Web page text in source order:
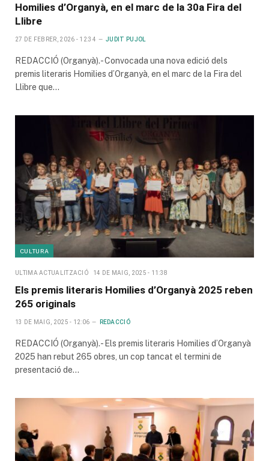
Homilies d’Organyà, en el marc de la 30a Fira del
Llibre
27 DE FEBRER, 2026 - 12:34 JUDIT PUJOL
REDACCIÓ (Organyà).- Convocada una nova edició dels
premis literaris Homilies d’Organyà, en el marc de la Fira del
Llibre que…
CULTURA
ULTIMA ACTUALITZACIÓ 14 DE MAIG, 2025 - 11:38
Els premis literaris Homilies d’Organyà 2025 reben
265 originals
13 DE MAIG, 2025 - 12:06 REDACCIÓ
REDACCIÓ (Organyà).- Els premis literaris Homilies d’Organyà
2025 han rebut 265 obres, un cop tancat el termini de
presentació de…